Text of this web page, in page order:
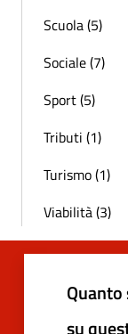
Scuola (5)
Sociale (7)
Sport (5)
Tributi (1)
Turismo (1)
Viabilità (3)
su